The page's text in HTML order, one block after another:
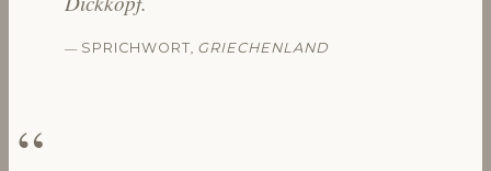
— SPRICHWORT GRIECHENLAND